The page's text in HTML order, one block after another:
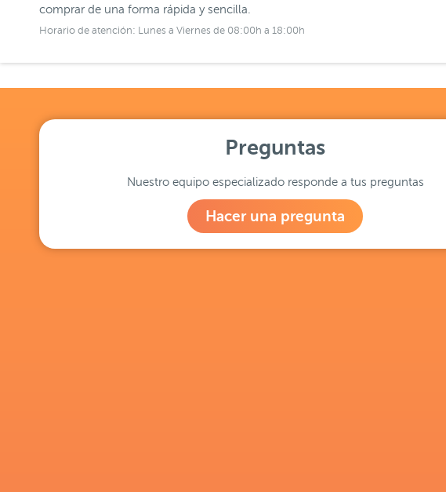
comprar de una forma rápida y sencilla.
Horario de atención: Lunes a Viernes de 08:00h a 18:00h
Preguntas
Nuestro equipo especializado responde a tus preguntas
Hacer una pregunta